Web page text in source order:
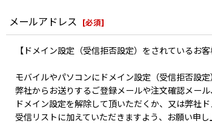
メールアドレス [必須]
【ドメイン設定（受信拒否設定）をされているお客
モバイルやパソコンにドメイン設定（受信拒否設定
弊社からお送りするご登録メールや注文確認メー
ドメイン設定を解除して頂いただくか、又は弊
受信リストに加えていただきますよう、お願い申し